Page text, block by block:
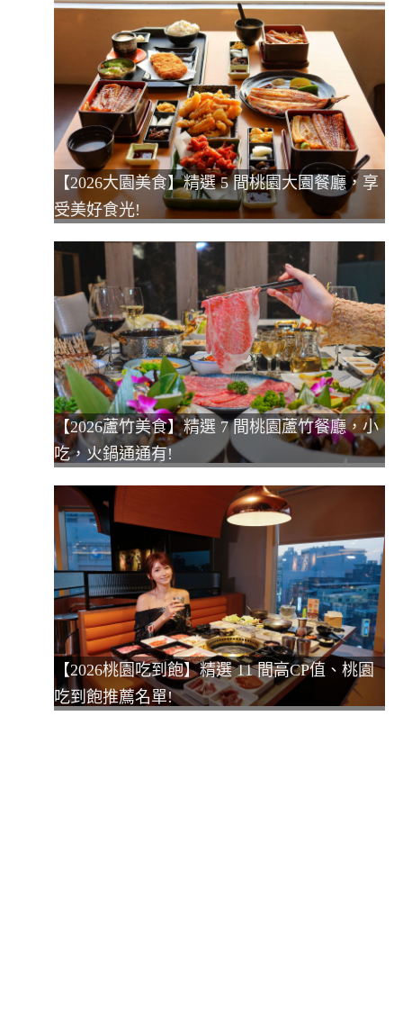
【2026大園美食】精選 5 間桃園大園餐廳，享
受美好食光!
【2026蘆竹美食】精選 7 間桃園蘆竹餐廳，小
吃，火鍋通通有!
【2026桃園吃到飽】精選 11 間高CP值、桃園
吃到飽推薦名單!